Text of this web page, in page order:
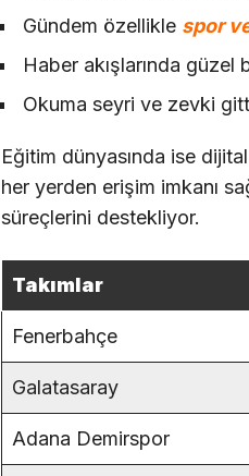
Gündem özellikle spor
Haber akışlarında güzel
Okuma seyri ve zevki
Eğitim dünyasında ise
her yerden erişim imkanı
süreçlerini destekliyor.
Takımlar
Fenerbahçe
Galatasaray
Adana Demirspor